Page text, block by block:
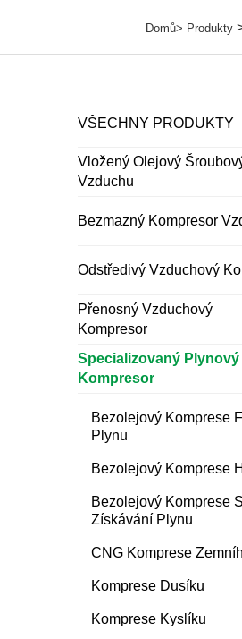
Domů> Produkty
VŠECHNY PRODUKTY
Vložený Olejový
Vzduchu
Bezmazný Kompresor
Odstředivý Vzduchový
Přenosný Vzduchový
Kompresor
Specializovaný Plynový
Kompresor
Bezolejový Komprese
Plynu
Bezolejový Komprese
Bezolejový Komprese
Získávání Plynu
CNG Komprese
Komprese Dusíku
Komprese Kyslíku